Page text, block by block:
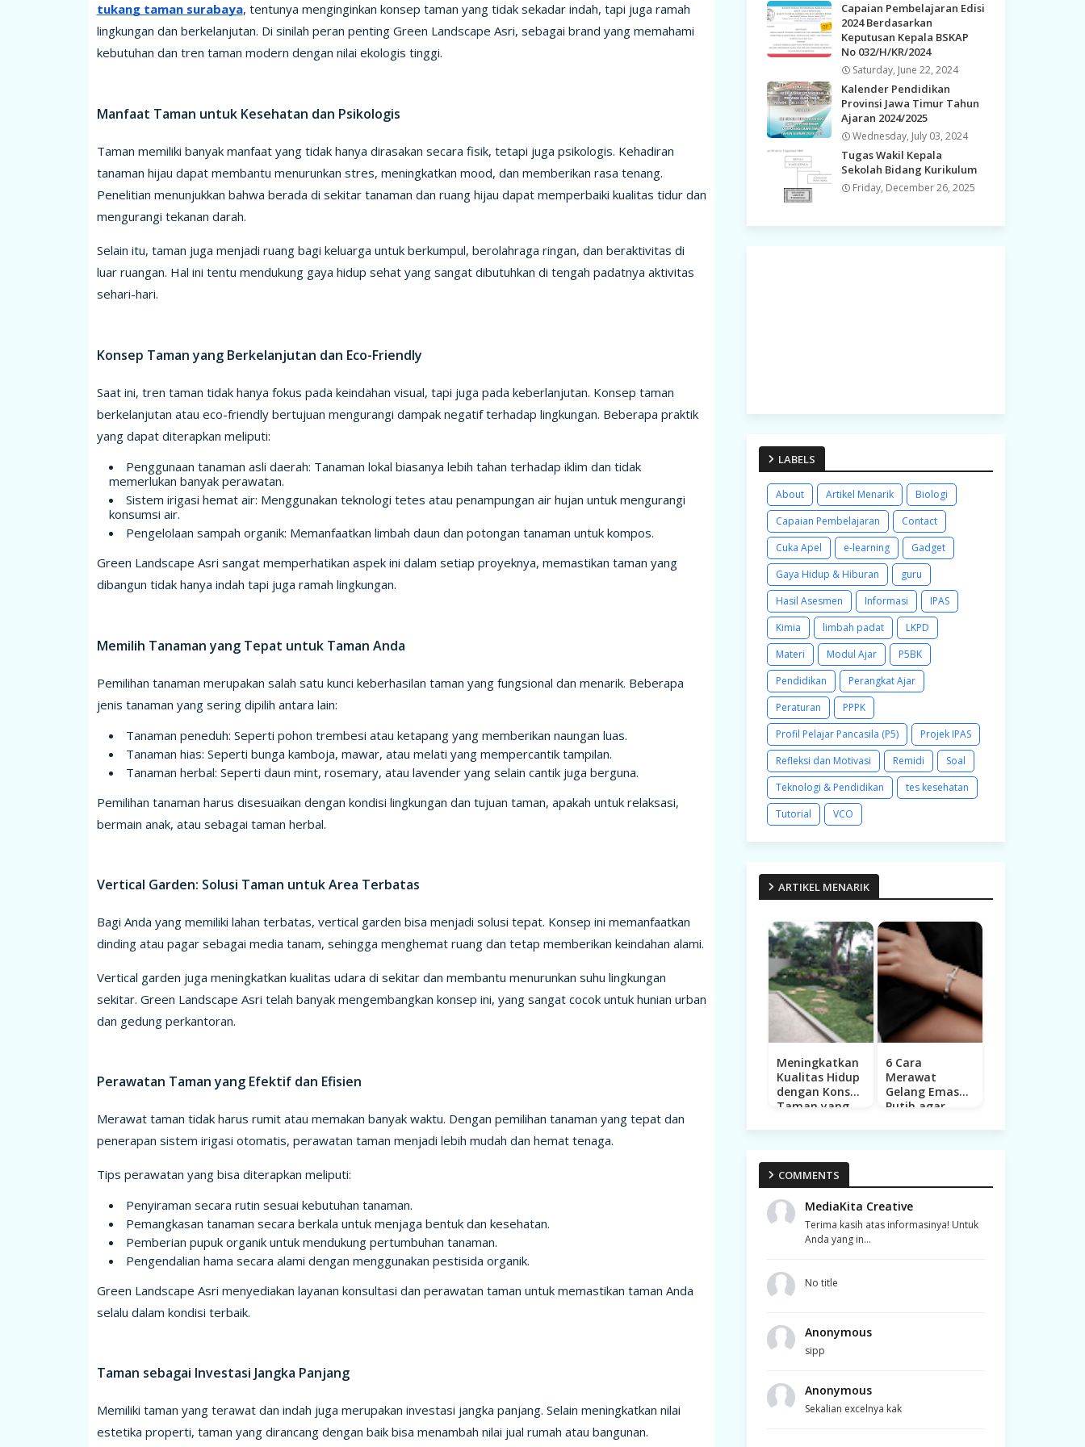
tukang taman surabaya, tentunya menginginkan konsep taman yang tidak sekadar indah, tapi juga ramah
lingkungan dan berkelanjutan. Di sinilah peran penting Green Landscape Asri, sebagai brand yang memahami
kebutuhan dan tren taman modern dengan nilai ekologis tinggi.
Manfaat Taman untuk Kesehatan dan Psikologis
Taman memiliki banyak manfaat yang tidak hanya dirasakan secara fisik, tetapi juga psikologis. Kehadiran
tanaman hijau dapat membantu menurunkan stres, meningkatkan mood, dan memberikan rasa tenang.
Penelitian menunjukkan bahwa berada di sekitar tanaman dan ruang hijau dapat memperbaiki kualitas tidur dan
mengurangi tekanan darah.
Selain itu, taman juga menjadi ruang bagi keluarga untuk berkumpul, berolahraga ringan, dan beraktivitas di
luar ruangan. Hal ini tentu mendukung gaya hidup sehat yang sangat dibutuhkan di tengah padatnya aktivitas
sehari-hari.
Konsep Taman yang Berkelanjutan dan Eco-Friendly
Saat ini, tren taman tidak hanya fokus pada keindahan visual, tapi juga pada keberlanjutan. Konsep taman
berkelanjutan atau eco-friendly bertujuan mengurangi dampak negatif terhadap lingkungan. Beberapa praktik
yang dapat diterapkan meliputi:
Penggunaan tanaman asli daerah: Tanaman lokal biasanya lebih tahan terhadap iklim dan tidak
memerlukan banyak perawatan.
Sistem irigasi hemat air: Menggunakan teknologi tetes atau penampungan air hujan untuk mengurangi
konsumsi air.
Pengelolaan sampah organik: Memanfaatkan limbah daun dan potongan tanaman untuk kompos.
Green Landscape Asri sangat memperhatikan aspek ini dalam setiap proyeknya, memastikan taman yang
dibangun tidak hanya indah tapi juga ramah lingkungan.
Memilih Tanaman yang Tepat untuk Taman Anda
Pemilihan tanaman merupakan salah satu kunci keberhasilan taman yang fungsional dan menarik. Beberapa
jenis tanaman yang sering dipilih antara lain:
Tanaman peneduh: Seperti pohon trembesi atau ketapang yang memberikan naungan luas.
Tanaman hias: Seperti bunga kamboja, mawar, atau melati yang mempercantik tampilan.
Tanaman herbal: Seperti daun mint, rosemary, atau lavender yang selain cantik juga berguna.
Pemilihan tanaman harus disesuaikan dengan kondisi lingkungan dan tujuan taman, apakah untuk relaksasi,
bermain anak, atau sebagai taman herbal.
Vertical Garden: Solusi Taman untuk Area Terbatas
Bagi Anda yang memiliki lahan terbatas, vertical garden bisa menjadi solusi tepat. Konsep ini memanfaatkan
dinding atau pagar sebagai media tanam, sehingga menghemat ruang dan tetap memberikan keindahan alami.
Vertical garden juga meningkatkan kualitas udara di sekitar dan membantu menurunkan suhu lingkungan
sekitar. Green Landscape Asri telah banyak mengembangkan konsep ini, yang sangat cocok untuk hunian urban
dan gedung perkantoran.
Perawatan Taman yang Efektif dan Efisien
Merawat taman tidak harus rumit atau memakan banyak waktu. Dengan pemilihan tanaman yang tepat dan
penerapan sistem irigasi otomatis, perawatan taman menjadi lebih mudah dan hemat tenaga.
Tips perawatan yang bisa diterapkan meliputi:
Penyiraman secara rutin sesuai kebutuhan tanaman.
Pemangkasan tanaman secara berkala untuk menjaga bentuk dan kesehatan.
Pemberian pupuk organik untuk mendukung pertumbuhan tanaman.
Pengendalian hama secara alami dengan menggunakan pestisida organik.
Green Landscape Asri menyediakan layanan konsultasi dan perawatan taman untuk memastikan taman Anda
selalu dalam kondisi terbaik.
Taman sebagai Investasi Jangka Panjang
Memiliki taman yang terawat dan indah juga merupakan investasi jangka panjang. Selain meningkatkan nilai
estetika properti, taman yang dirancang dengan baik bisa menambah nilai jual rumah atau bangunan.
Capaian Pembelajaran Edisi
2024 Berdasarkan
Keputusan Kepala BSKAP
No 032/H/KR/2024
Saturday, June 22, 2024
Kalender Pendidikan
Provinsi Jawa Timur Tahun
Ajaran 2024/2025
Wednesday, July 03, 2024
Tugas Wakil Kepala
Sekolah Bidang Kurikulum
Friday, December 26, 2025
LABELS
About Artikel Menarik
Biologi
Capaian Pembelajaran
Contact
Cuka Apel
e-learning
Gadget
Gaya Hidup & Hiburan
guru
Hasil Asesmen
Informasi
IPAS
Kimia
limbah padat
LKPD
Materi
Modul Ajar
P5BK
Pendidikan
Perangkat Ajar
Peraturan
PPPK
Profil Pelajar Pancasila (P5)
Projek IPAS
Refleksi dan Motivasi
Remidi
Soal
Teknologi & Pendidikan
tes kesehatan
Tutorial
VCO
ARTIKEL MENARIK
Meningkatkan
Kualitas Hidup
dengan Konsep
Taman yang
Lingkungan
6 Cara
Merawat
Gelang Emas
Putih agar
Kusam
COMMENTS
MediaKita Creative
Terima kasih atas informasinya! Untuk
Anda yang in...
No title
Anonymous
sipp
Anonymous
Sekalian excelnya kak